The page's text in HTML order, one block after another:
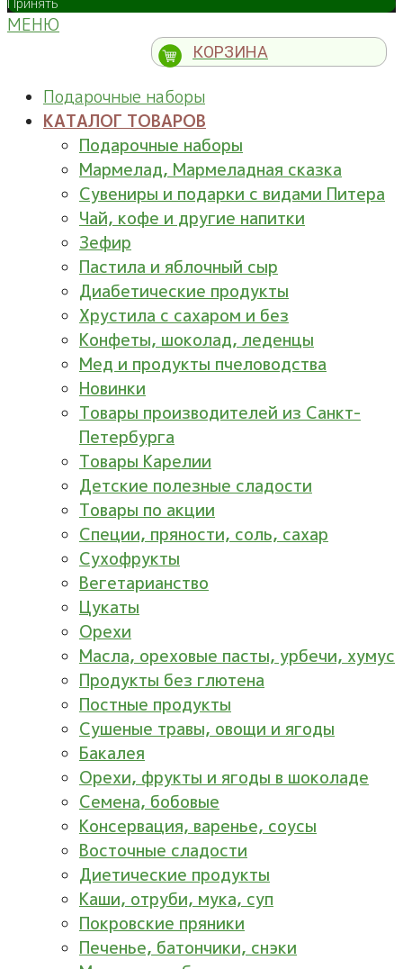
МЕНЮ
КОРЗИНА
Подарочные наборы
КАТАЛОГ ТОВАРОВ
Подарочные наборы
Мармелад, Мармеладная сказка
Сувениры и подарки с видами Питера
Чай, кофе и другие напитки
Зефир
Пастила и яблочный сыр
Диабетические продукты
Хрустила с сахаром и без
Конфеты, шоколад, леденцы
Мед и продукты пчеловодства
Новинки
Товары производителей из Санкт-
Петербурга
Товары Карелии
Детские полезные сладости
Товары по акции
Специи, пряности, соль, сахар
Сухофрукты
Вегетарианство
Цукаты
Орехи
Масла, ореховые пасты, урбечи, хумус
Продукты без глютена
Постные продукты
Сушеные травы, овощи и ягоды
Бакалея
Орехи, фрукты и ягоды в шоколаде
Семена, бобовые
Консервация, варенье, соусы
Восточные сладости
Диетические продукты
Каши, отруби, мука, суп
Покровские пряники
Печенье, батончики, снэки